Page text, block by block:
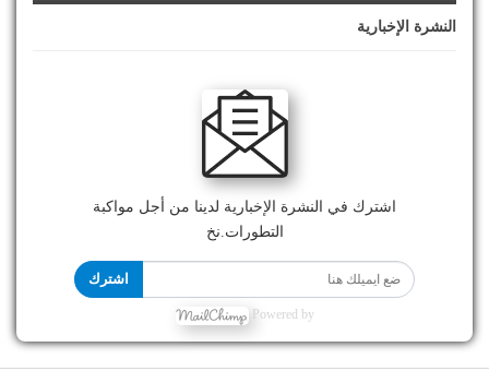
النشرة الإخبارية
اشترك في النشرة الإخبارية لدينا من أجل مواكبة
التطورات.نخ
اشترك
Powered by